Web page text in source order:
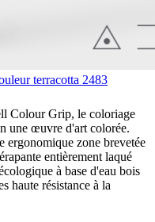
terracotta 2483
Colour Grip, le coloriage
une œuvre d'art colorée.
ergonomique zone brevetée
entièrement laqué
à base d'eau bois
haute résistance à la